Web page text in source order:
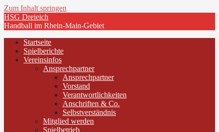
Zum Inhalt springen
HSG Dreieich
Handball im Rhein-Main-Gebiet
Startseite
Spielberichte
Vereinsinfos
Ansprechpartner
Ansprechpartner
Vorstand
Verantwortlichkeiten
Anschriften & Co.
Selbstverständnis
Mitglied werden
Spielbetrieb